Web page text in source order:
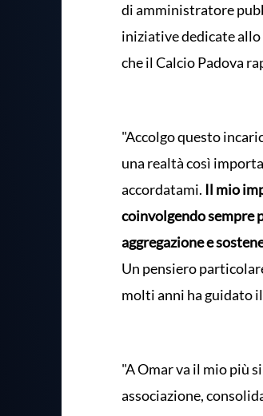
di amministratore
iniziative dedicate
che il Calcio Padova
"Accolgo questo
una realtà così
accordatami. Il mio
coinvolgendo sempre
aggregazione e
Un pensiero
molti anni ha guidato
"A Omar va il mio più
associazione,